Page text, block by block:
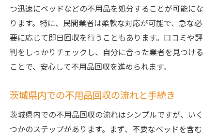
つ迅速にベッドなどの不用品を処分することが可能にな
ります。特に、民間業者は柔軟な対応が可能で、急な必
要に応じて即日回収を行うこともあります。口コミや評
判をしっかりチェックし、自分に合った業者を見つける
ことで、安心して不用品回収を進められます。
茨城県内での不用品回収の流れと手続き
茨城県内での不用品回収の流れはシンプルですが、いく
つかのステップがあります。まず、不要なベッドを含む